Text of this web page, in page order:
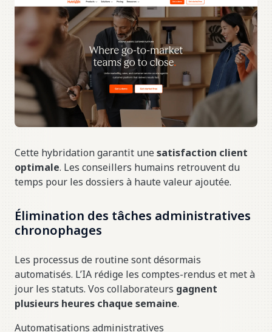
Cette hybridation garantit unesatisfaction client
optimale. Les conseillers humains retrouvent du
temps pour les dossiers à haute valeur ajoutée.
Élimination des tâches administratives
chronophages
Les processus de routine sont désormais
automatisés. L’IA rédige les comptes-rendus et met à
jour les statuts. Vos collaborateurs gagnent
plusieurs heures chaque semaine.
Automatisations administratives